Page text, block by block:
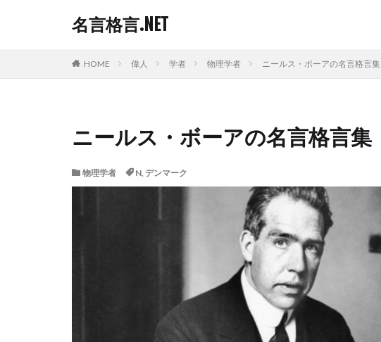
名言格言.NET
HOME 偉人 学者 物理学者 ニールス・ボーアの名言格言集
ニールス・ボーアの名言格言集
物理学者 N, デンマーク